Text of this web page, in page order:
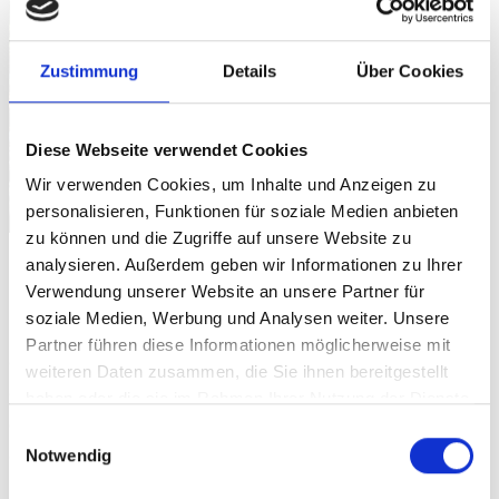
Zustimmung Details Über Cookies
Diese Webseite verwendet Cookies
Wir verwenden Cookies, um Inhalte und Anzeigen zu
personalisieren, Funktionen für soziale Medien anbieten
zu können und die Zugriffe auf unsere Website zu
analysieren. Außerdem geben wir Informationen zu Ihrer
Verwendung unserer Website an unsere Partner für
soziale Medien, Werbung und Analysen weiter. Unsere
Partner führen diese Informationen möglicherweise mit
weiteren Daten zusammen, die Sie ihnen bereitgestellt
Notwendig
Credit: Michael Murray
Sure, the full-wide image can be pretty big. But
sometimes the image is worth it. The above is a
gallery with just two images. It’s an easier way to
gallery back to individual images again, by using the